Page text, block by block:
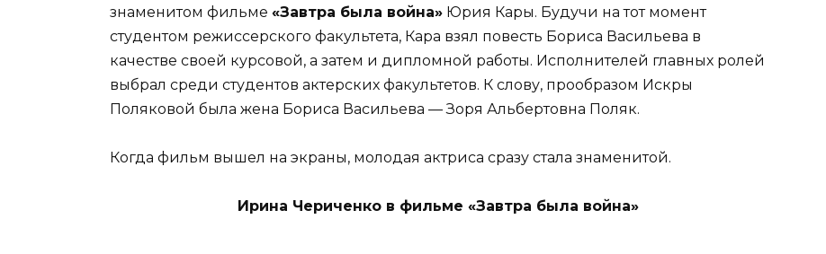
знаменитом фильме «Завтра была война» Юрия Кары. Будучи на тот момент
студентом режиссерского факультета, Кара взял повесть Бориса Васильева в
качестве своей курсовой, а затем и дипломной работы. Исполнителей главных ролей
выбрал среди студентов актерских факультетов. К слову, прообразом Искры
Поляковой была жена Бориса Васильева — Зоря Альбертовна Поляк.
Когда фильм вышел на экраны, молодая актриса сразу стала знаменитой.
Ирина Чериченко в фильме «Завтра была война»